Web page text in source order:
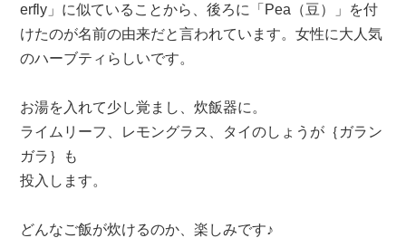
erfly」に似ていることから、後ろに「Pea（豆）」を付
けたのが名前の由来だと言われています。女性に大人気
のハーブティらしいです。
お湯を入れて少し覚まし、炊飯器に。
ライムリーフ、レモングラス、タイのしょうが｛ガラン
ガラ｝も
投入します。
どんなご飯が炊けるのか、楽しみです♪